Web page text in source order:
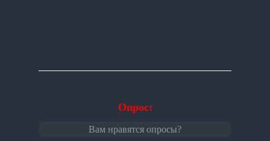
Опрос:
Вам нравятся опросы?